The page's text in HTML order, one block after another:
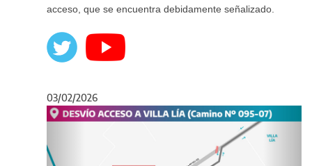
acceso, que se encuentra debidamente señalizado.
03/02/2026
Anterior